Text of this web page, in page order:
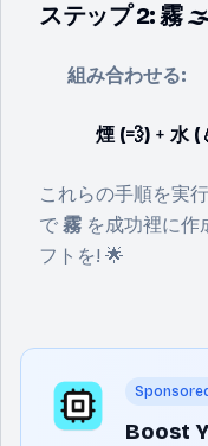
ステップ 2: 霧
組み合わせる:
煙 (💨) + 水
これらの手順を実行
で 霧 を成功裡に作
フトを! 🌟
Boost